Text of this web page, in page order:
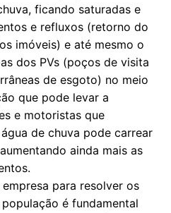
ficando saturadas e
e refluxos (retorno do
imóveis) e até mesmo o
dos PVs (poços de visita
de esgoto) no meio
que pode levar a
e motoristas que
de chuva pode carrear
ainda mais as
para resolver os
é fundamental